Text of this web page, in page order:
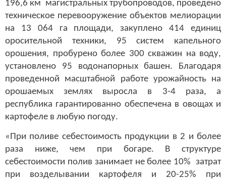
196,6 км магистральных трубопроводов, проведено
техническое перевооружение объектов мелиорации
на 13 064 га площади, закуплено 414 единиц
оросительной техники, 95 систем капельного
орошения, пробурено более 300 скважин на воду,
установлено 95 водонапорных башен. Благодаря
проведенной масштабной работе урожайность на
орошаемых землях выросла в 3-4 раза, а
республика гарантированно обеспечена в овощах и
картофеле в любую погоду.
«При поливе себестоимость продукции в 2 и более
раза ниже, чем при богаре. В структуре
себестоимости полив занимает не более 10% затрат
при возделывании картофеля и 20-25% при